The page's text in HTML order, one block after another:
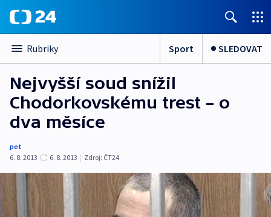
Rubriky Sport SLEDOVAT
Nejvyšší soud snížil
Chodorkovskému trest – o
dva měsíce
pet
6. 8. 2013
6. 8. 2013 | Zdroj: ČT24